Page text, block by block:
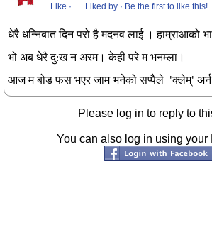
Like · Liked by · Be the first to like this!
धेरै धन्निबात दिन परो है मदनव लाई । हाम्राआको
भो अब धेरै दु:ख न अरम। केही परे म भनम्ला।
आज म बोड फस भएर जाम भनेको सप्पैले 'क्लेम्' अर्न
Please log in to reply to
You can also log in using your